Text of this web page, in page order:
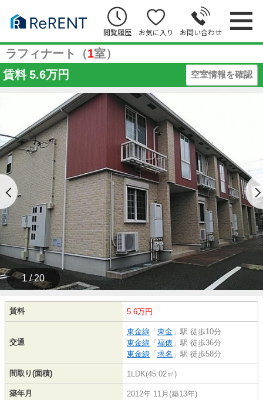
閲覧履歴 お気に入り お問い合わせ
ラフィナート（1室）
賃料 5.6万円 空室情報を確認
1 / 20
賃料 5.6万円
交通
東金線 「東金 」駅 徒歩10分
東金線 「福俵 」駅 徒歩36分
東金線 「求名 」駅 徒歩58分
間取り(面積) 1LDK(45.02㎡)
築年月 2012年 11月(築13年)